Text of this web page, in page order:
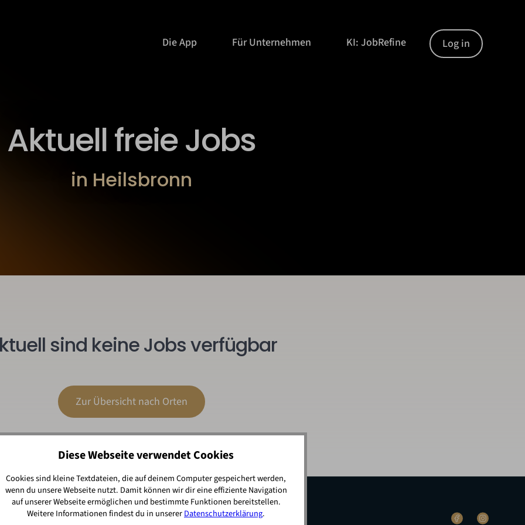
Die App Für Unternehmen KI: JobRefine Log in
Aktuell freie Jobs
in Heilsbronn
sind keine Jobs verfügbar
Zur Übersicht nach Orten
Diese Webseite verwendet Cookies
Cookies sind kleine Textdateien, die auf deinem Computer gespeichert werden,
wenn du unsere Webseite nutzt. Damit können wir dir eine effiziente Navigation
auf unserer Webseite ermöglichen und bestimmte Funktionen bereitstellen.
Weitere Informationen findest du in unsererDatenschutzerklärung.